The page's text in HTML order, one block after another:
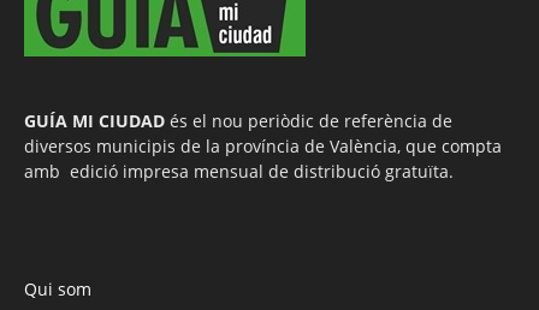
GUÍA MI CIUDAD és el nou periòdic de referència de
diversos municipis de la província de València, que compta
amb edició impresa mensual de distribució gratuïta.
Qui som